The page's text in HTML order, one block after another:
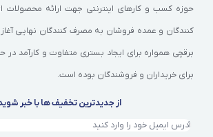
حوزه کسب و کارهای اینترنتی جهت ارائه محصولات از
کنندگان و عمده فروشان به مصرف کنندگان نهایی
برقچی همواره برای ایجاد بستری متفاوت و کارآمد در
برای خریداران و فروشندگان بوده است.
از جدیدترین تخفیف ها با خبر